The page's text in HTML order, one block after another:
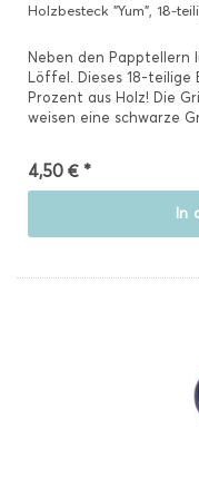
Holzbesteck "Yum", 18-
Neben den Papptellern
Löffel. Dieses 18-
Prozent aus Holz! Die
weisen eine schwarze
4,50 € *
In